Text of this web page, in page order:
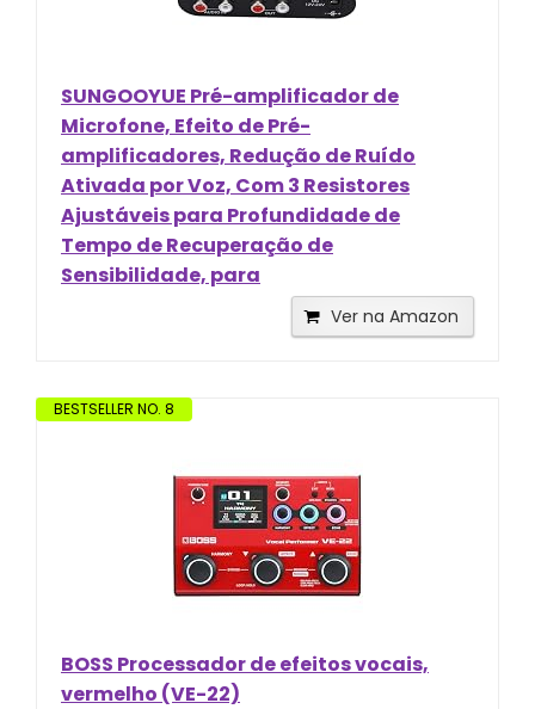
SUNGOOYUE Pré-amplificador de
Microfone, Efeito de Pré-
amplificadores, Redução de Ruído
Ativada por Voz, Com 3 Resistores
Ajustáveis ​​para Profundidade de
Tempo de Recuperação de
Sensibilidade, para
Ver na Amazon
BESTSELLER NO. 8
BOSS Processador de efeitos vocais,
vermelho (VE-22)